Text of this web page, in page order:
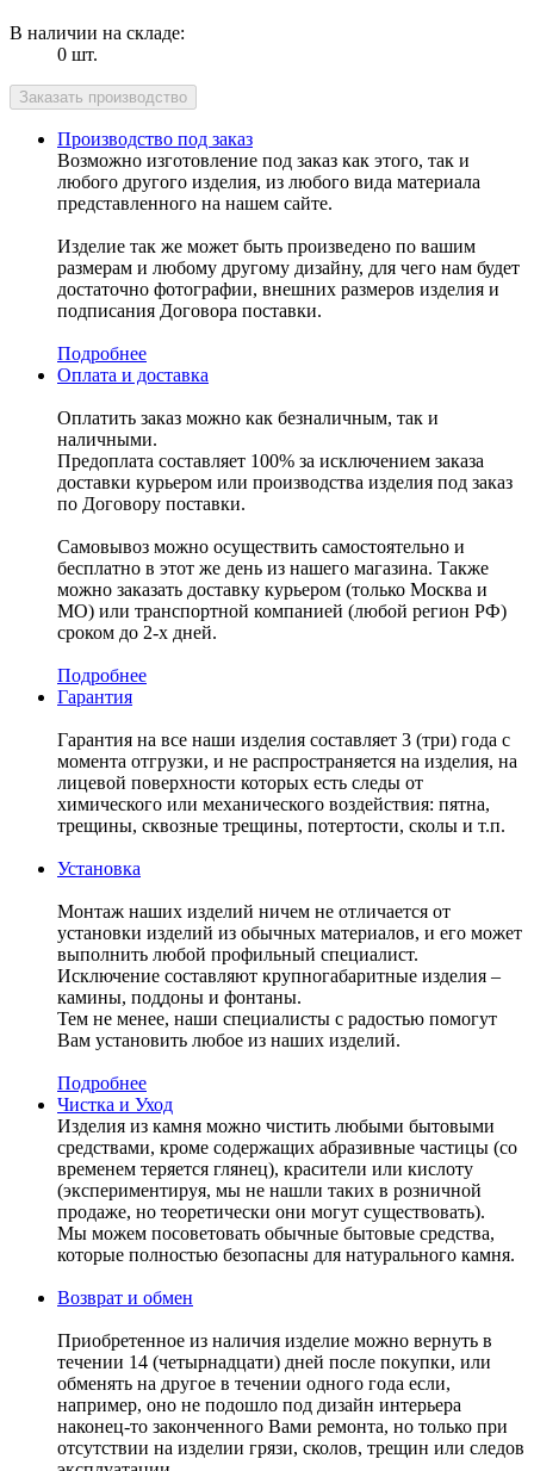
В наличии на складе:
0 шт.
Производство под заказ
Возможно изготовление под заказ как этого, так и
любого другого изделия, из любого вида материала
представленного на нашем сайте.
Изделие так же может быть произведено по вашим
размерам и любому другому дизайну, для чего нам будет
достаточно фотографии, внешних размеров изделия и
подписания Договора поставки.
Подробнее
Оплата и доставка
Оплатить заказ можно как безналичным, так и
наличными.
Предоплата составляет 100% за исключением заказа
доставки курьером или производства изделия под заказ
по Договору поставки.
Самовывоз можно осуществить самостоятельно и
бесплатно в этот же день из нашего магазина. Также
можно заказать доставку курьером (только Москва и
МО) или транспортной компанией (любой регион РФ)
сроком до 2-х дней.
Подробнее
Гарантия
Гарантия на все наши изделия составляет 3 (три) года с
момента отгрузки, и не распространяется на изделия, на
лицевой поверхности которых есть следы от
химического или механического воздействия: пятна,
трещины, сквозные трещины, потертости, сколы и т.п.
Установка
Монтаж наших изделий ничем не отличается от
установки изделий из обычных материалов, и его может
выполнить любой профильный специалист.
Исключение составляют крупногабаритные изделия –
камины, поддоны и фонтаны.
Тем не менее, наши специалисты с радостью помогут
Вам установить любое из наших изделий.
Подробнее
Чистка и Уход
Изделия из камня можно чистить любыми бытовыми
средствами, кроме содержащих абразивные частицы (со
временем теряется глянец), красители или кислоту
(экспериментируя, мы не нашли таких в розничной
продаже, но теоретически они могут существовать).
Мы можем посоветовать обычные бытовые средства,
которые полностью безопасны для натурального камня.
Возврат и обмен
Приобретенное из наличия изделие можно вернуть в
течении 14 (четырнадцати) дней после покупки, или
обменять на другое в течении одного года если,
например, оно не подошло под дизайн интерьера
наконец-то законченного Вами ремонта, но только при
отсутствии на изделии грязи, сколов, трещин или следов